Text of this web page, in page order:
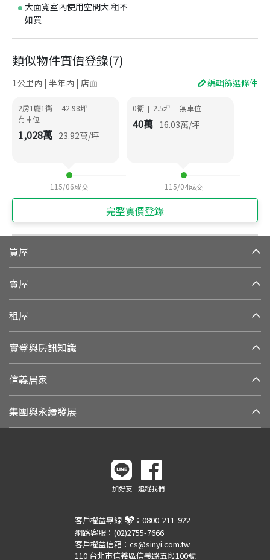
大面寬室內使用空間大.租不
如買
類似物件實價登錄(7)
1公里內 | 半年內 | 店面 編輯篩選條件
2房1廳1衛 | 42.98坪 |
有車位
1,028萬 23.92萬/坪
115/06成交
0衛 | 2.5坪 | 無車位
40萬 16.03萬/坪
115/04成交
完整實價登錄
買屋
賣屋
租屋
實登與房訊知識
信義居家
集團與永續發展
加好友 追蹤我們
客戶權益專線 ： 0800-211-922
網路客服： (02)2755-7666
客戶權益信箱： cs@sinyi.com.tw
110 台北市信義區信義路五段100號